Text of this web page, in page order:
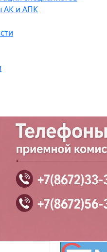
АК и АПК